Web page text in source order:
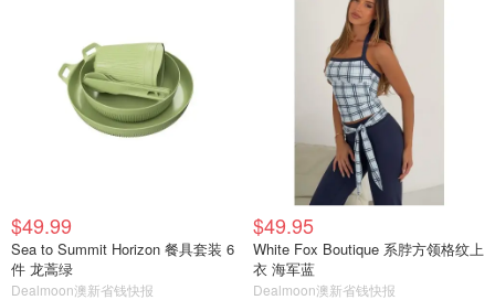
$49.99
Sea to Summit Horizon 餐具套装 6
件 龙蒿绿
Dealmoon澳新省钱快报
$49.95
White Fox Boutique 系脖方领格纹上
衣 海军蓝
Dealmoon澳新省钱快报